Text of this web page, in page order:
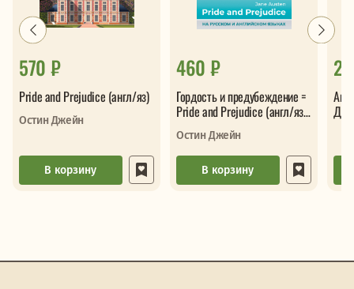
570 ₽
Pride and Prejudice (англ/яз)
Остин Джейн
В корзину
460 ₽
Гордость и предубеждение =
Pride and Prejudice (англ/яз
и русск/яз)
Остин Джейн
В корзину